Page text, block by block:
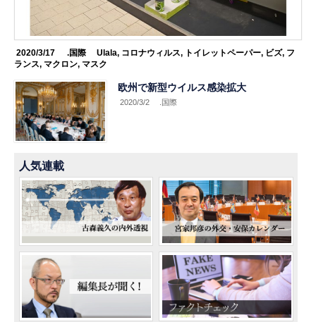
2020/3/17 .国際 Ulala, コロナウィルス, トイレットペーパー, ビズ, フ
ランス, マクロン, マスク
欧州で新型ウイルス感染拡大
2020/3/2 .国際
人気連載